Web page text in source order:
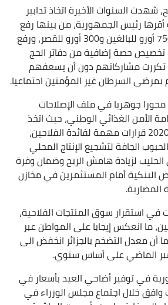
شهدت السنوات الأخيرة اتخاذ تدابير
رئيس الجمهورية، من بينها رفع
المنحة السياحية إلى 750 أورو للبالغين و300 أورو للقصر، ورفع
حصة إضافية من دفاتر الحج
تكررت مشاركاتهم دون أن يسعفهم
بمرضى السرطان غير المؤمنين اجتماعيا.
جوهريا في ملف الإصلاحات
الأمن الغذائي الوطني، حيث اتخذ
رئيس الجمهورية منذ 2020 قرارات مهمة لفائدة الفلاحين،
الجافة لتشجيع الإنتاج المحلي
لزيادة هامش الربح وضمان وفرة
البنكية أمام المستثمرين في مخازن
استقرار سوق المنتجات الفلاحية،
ما انعكس إيجابا على المواطن عبر
أن معدل التضخم بالجزائر انخفض الى
في توفير أضاحي العيد بأسعار في
خلال اجتماع مجلس الوزراء في